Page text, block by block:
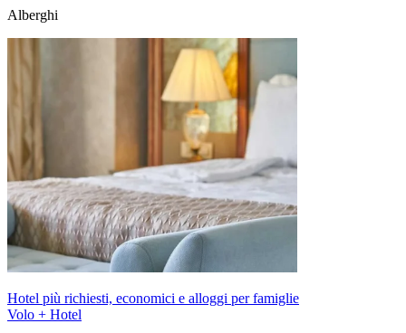
Alberghi
Hotel più richiesti, economici e alloggi per famiglie
Volo + Hotel